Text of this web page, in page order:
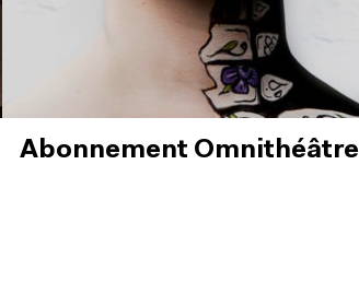
Abonnement Omnithéâtre